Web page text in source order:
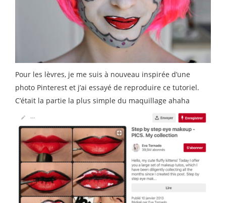
Pour les lèvres, je me suis à nouveau inspirée d’une
photo Pinterest et j’ai essayé de reproduire ce tutoriel.
C’était la partie la plus simple du maquillage ahaha